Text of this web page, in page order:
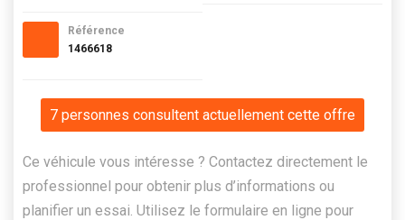
Référence
1466618
7 personnes consultent actuellement cette offre
Ce véhicule vous intéresse ? Contactez directement le
professionnel pour obtenir plus d’informations ou
planifier un essai. Utilisez le formulaire en ligne pour